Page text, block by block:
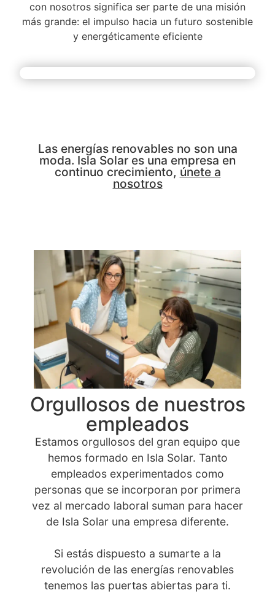
con nosotros significa ser parte de una misión
más grande: el impulso hacia un futuro sostenible
y energéticamente eficiente
Las energías renovables no son una
moda. Isla Solar es una empresa en
continuo crecimiento, únete a
nosotros
Orgullosos de nuestros
empleados
Estamos orgullosos del gran equipo que
hemos formado en Isla Solar. Tanto
empleados experimentados como
personas que se incorporan por primera
vez al mercado laboral suman para hacer
de Isla Solar una empresa diferente.
Si estás dispuesto a sumarte a la
revolución de las energías renovables
tenemos las puertas abiertas para ti.